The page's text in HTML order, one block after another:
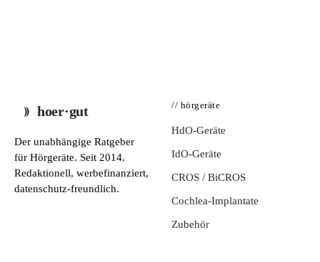
hoer·gut
Der unabhängige Ratgeber
für Hörgeräte. Seit 2014.
Redaktionell, werbefinanziert,
datenschutz-freundlich.
// hörgeräte
HdO-Geräte
IdO-Geräte
CROS / BiCROS
Cochlea-Implantate
Zubehör